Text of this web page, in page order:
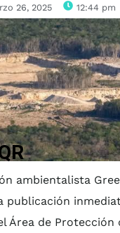
26, 2025 12:44 pm
ambientalista
publicación
Área de Protección